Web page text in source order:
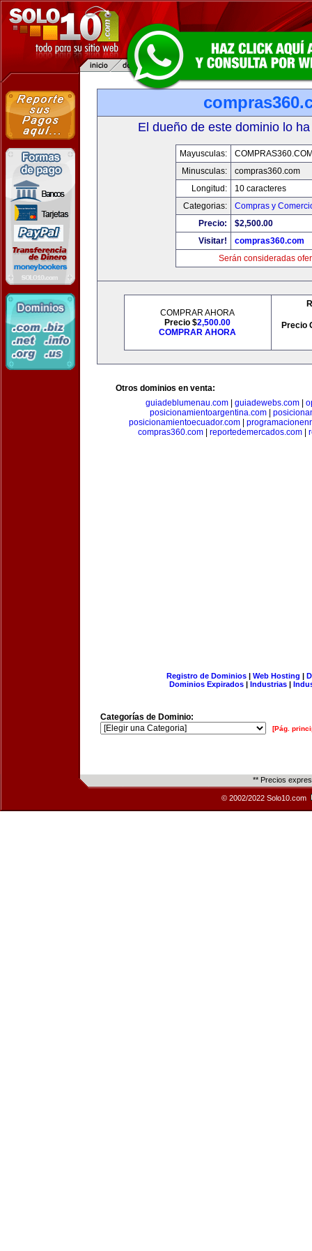
El dueño de este dominio lo
Mayusculas:
Minusculas:
compras360.com
Longitud:
10 caracteres
Categorias:
Compras y
Precio:
$2,500.00
Visitar!
compras360.com
Serán consideradas
COMPRAR AHORA
Precio $2,500.00
COMPRAR AHORA
Precio
Otros dominios en venta:
guiadeblumenau.com| guiadewebs.com|
posicionamientoargentina.com|
posicionamientoecuador.com
compras360.com
reportedemercados.com
Registro de Dominios| Web Hosting |
Dominios Expirados | Industrias |
Categorías de Dominio:
[Pág.
** Precios
© 2002/2022 Solo10.com